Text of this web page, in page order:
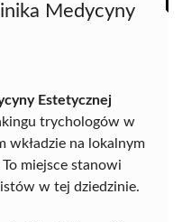
Medycyny
Estetycznej
trychologów w
wkładzie na lokalnym
miejsce stanowi
w tej dziedzinie.